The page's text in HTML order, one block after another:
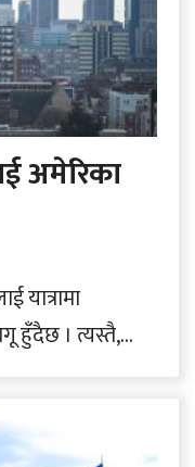
अमेरिका
यात्रामा
हुँदैछ । त्यस्तै,